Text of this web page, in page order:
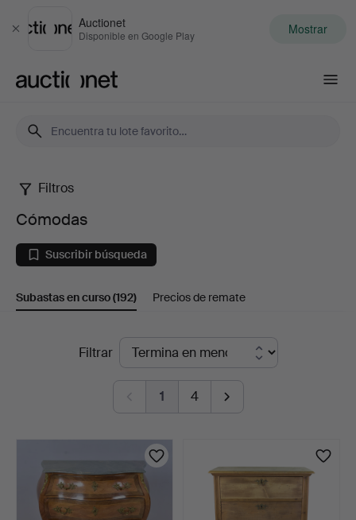
Cerrar
Auctionet
Disponible en Google Play Mostrar
Cómodas
Filtros
Cómodas
Suscribir búsqueda
Subastas en curso(192) Precios de remate
SubastasFiltrar
1 4